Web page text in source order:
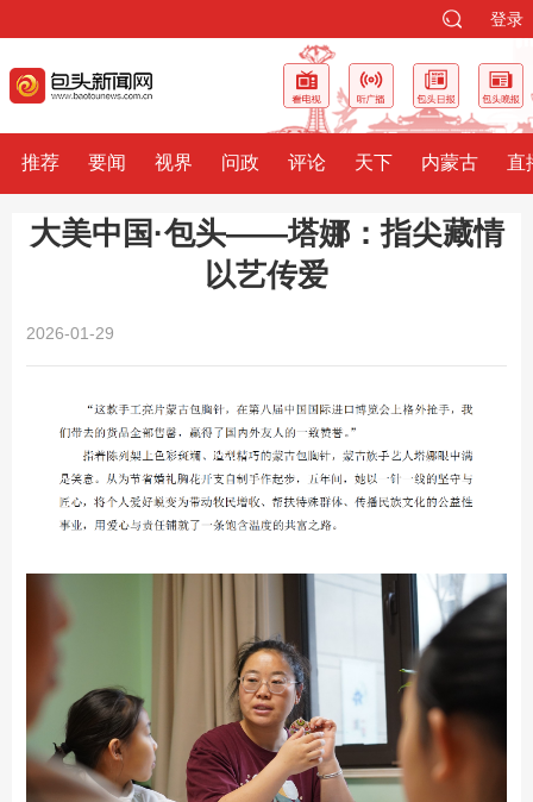
登录
推荐 要闻 视界 问政 评论 天下 内蒙古 直
大美中国·包头——塔娜：指尖藏情
以艺传爱
2026-01-29